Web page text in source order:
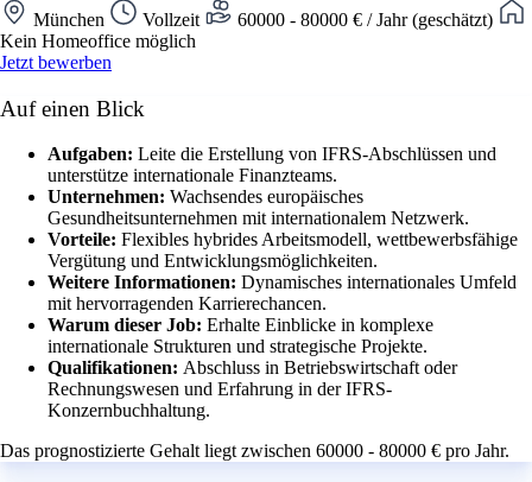
München Vollzeit
60000 - 80000 € / Jahr (geschätzt)
Kein Homeoffice möglich
Jetzt bewerben
Auf einen Blick
Aufgaben: Leite die Erstellung von IFRS-Abschlüssen und
unterstütze internationale Finanzteams.
Unternehmen: Wachsendes europäisches
Gesundheitsunternehmen mit internationalem Netzwerk.
Vorteile: Flexibles hybrides Arbeitsmodell, wettbewerbsfähige
Vergütung und Entwicklungsmöglichkeiten.
Weitere Informationen: Dynamisches internationales Umfeld
mit hervorragenden Karrierechancen.
Warum dieser Job: Erhalte Einblicke in komplexe
internationale Strukturen und strategische Projekte.
Qualifikationen: Abschluss in Betriebswirtschaft oder
Rechnungswesen und Erfahrung in der IFRS-
Konzernbuchhaltung.
Das prognostizierte Gehalt liegt zwischen 60000 - 80000 € pro Jahr.